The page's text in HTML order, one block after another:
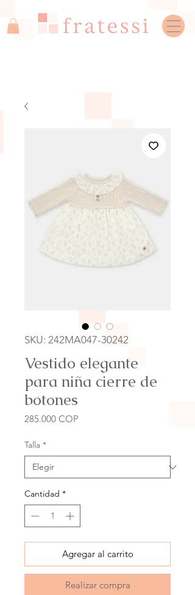
SKU: 242MA047-30242
Vestido elegante
para niña cierre de
botones
285.000 COP
Talla *
Cantidad *
Agregar al carrito
Realizar compra